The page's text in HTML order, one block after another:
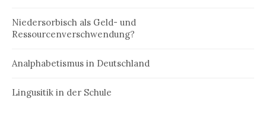
Niedersorbisch als Geld- und
Ressourcenverschwendung?
Analphabetismus in Deutschland
Lingusitik in der Schule